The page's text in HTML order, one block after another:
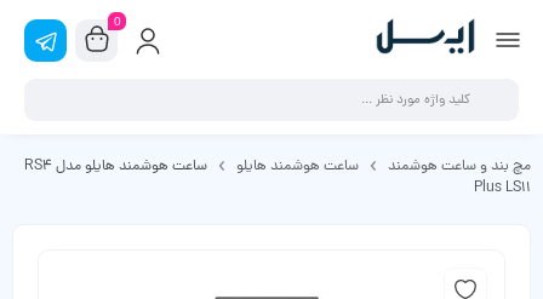
0
مچ بند و ساعت هوشمند ساعت هوشمند هایلو
ساعت هوشمند هایلو مدل RS4
Plus LS11